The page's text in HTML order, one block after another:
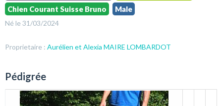
Chien Courant Suisse Bruno
Male
Né le 31/03/2024
Proprietaire : Aurélien et Alexia MAIRE LOMBARDOT
Pédigrée